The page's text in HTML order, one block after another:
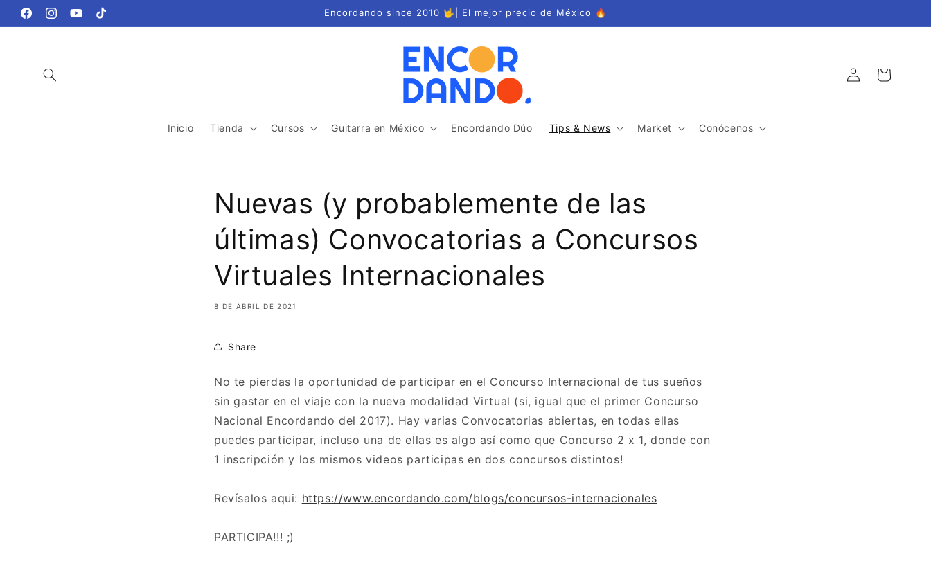
directamente
al contenido
FacebookInstagramYouTubeTikTok
Encordando since 2010 🤟| El mejor precio de México 🔥
Inicio Tienda Cursos Guitarra en México Encordando Dúo Tips & News Market Conócenos
Iniciar
sesión
Carrito
Nuevas (y probablemente de las
últimas) Convocatorias a Concursos
Virtuales Internacionales
8 DE ABRIL DE 2021
Share
No te pierdas la oportunidad de participar en el Concurso Internacional de tus sueños
sin gastar en el viaje con la nueva modalidad Virtual (si, igual que el primer Concurso
Nacional Encordando del 2017). Hay varias Convocatorias abiertas, en todas ellas
puedes participar, incluso una de ellas es algo así como que Concurso 2 x 1, donde con
1 inscripción y los mismos videos participas en dos concursos distintos!
Revísalos aqui: https://www.encordando.com/blogs/concursos-internacionales
PARTICIPA!!! ;)